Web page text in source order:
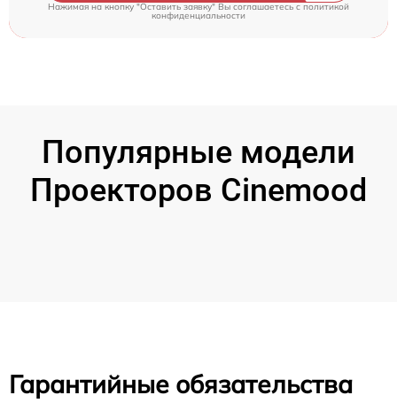
Нажимая на кнопку "Оставить заявку" Вы соглашаетесь cполитикой
конфиденциальности
Популярные модели
Проекторов Cinemood
Гарантийные обязательства